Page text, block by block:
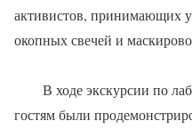
активистов, принимающих
окопных свечей и
В ходе экскурсии по
гостям были